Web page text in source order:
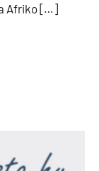
Afriko […]